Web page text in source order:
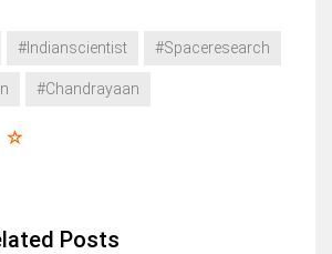
#Indianscientist #Spaceresearch
#Chandrayaan
Posts